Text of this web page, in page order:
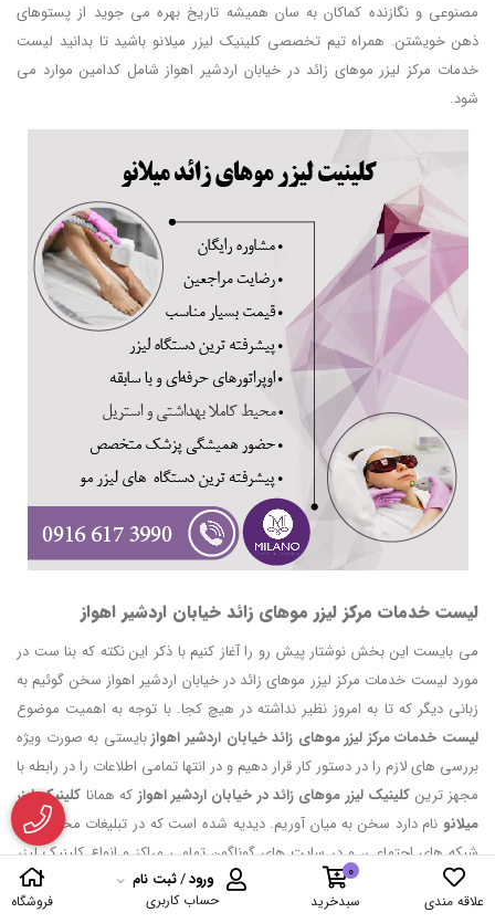
علاقه مندی
0
سبدخرید
ورود/ثبت نام
حساب کاربری
فروشگاه
مصنوعی و نگازنده کماکان به سان همیشه تاریخ بهره می جوید از پستوهای
ذهن خویشتن. همراه تیم تخصصی کلینیک لیزر میلانو باشید تا بدانید لیست
خدمات مرکز لیزر موهای زائد در خیابان اردشیر اهواز شامل کدامین موارد می
شود.
لیست خدمات مرکز لیزر موهای زائد خیابان اردشیر اهواز
می بایست این بخش نوشتار پیش رو را آغاز کنیم با ذکر این نکته که بنا ست در
مورد لیست خدمات مرکز لیزر موهای زائد در خیابان اردشیر اهواز سخن گوئیم به
زبانی دیگر که تا به امروز نظیر نداشته در هیچ کجا. با توجه به اهمیت موضوع
لیست خدمات مرکز لیزر موهای زائد خیابان اردشیر اهوازبایستی به صورت ویژه
بررسی های لازم را در دستور کار قرار دهیم و در انتها تمامی اطلاعات را در رابطه با
مجهز ترین کلینیک لیزر موهای زائد در خیابان اردشیر اهواز که همانا کلینیک لیزر
میلانو نام دارد سخن به میان آوریم. دیدیه شده است که در تبلیغات مختلف، در
شبکه های اجتماعی، و در سایت های گوناگون تمامی مراکز و انواع کلینیک لیزر
موهای زائد در خیابان اردشیر اهواز تلاش دارند نقاط برتری خویش را برشمرند تا
نشان دهند به همگان که توانسته اند محیطی متفاوت با شرایطی ایده آل را